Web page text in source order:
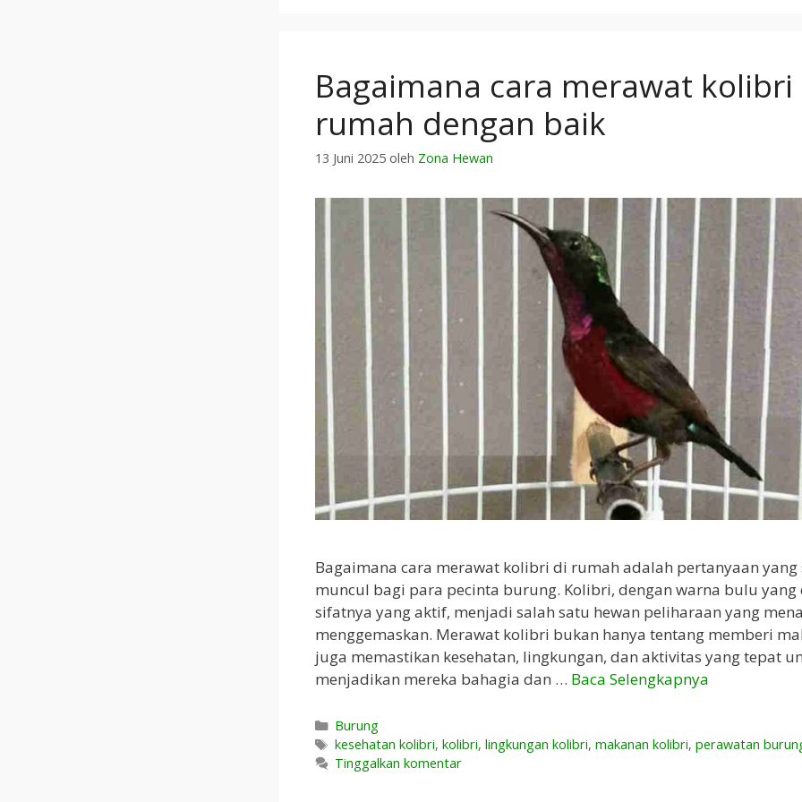
Bagaimana cara merawat
rumah dengan baik
13 Juni 2025 oleh Zona Hewan
Bagaimana cara merawat kolibri di rumah adalah pertanyaan yang
muncul bagi para pecinta burung. Kolibri, dengan warna bulu yang
sifatnya yang aktif, menjadi salah satu hewan peliharaan yang
menggemaskan. Merawat kolibri bukan hanya tentang memberi
juga memastikan kesehatan, lingkungan, dan aktivitas yang tepat
menjadikan mereka bahagia dan … Baca Selengkapnya
Kategori
Burung
Tag
kesehatan kolibri, kolibri, lingkungan kolibri, makanan kolibri, perawatan
Tinggalkan komentar